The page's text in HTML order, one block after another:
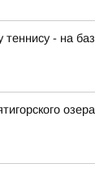
теннису -